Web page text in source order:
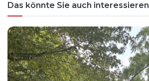
Das könnte Sie auch interessieren